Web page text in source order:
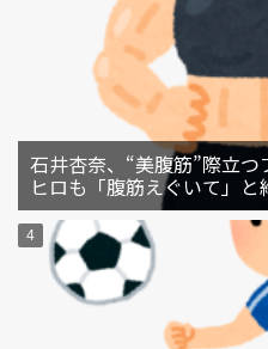
石井杏奈、“美腹筋”際立
ヒロも「腹筋えぐいて」と